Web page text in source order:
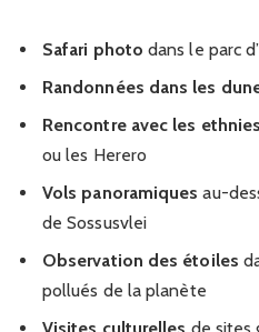
Safari photo dans le parc
Randonnées dans les
Rencontre avec les
ou les Herero
Vols panoramiques au-
de Sossusvlei
Observation des étoiles
pollués de la planète